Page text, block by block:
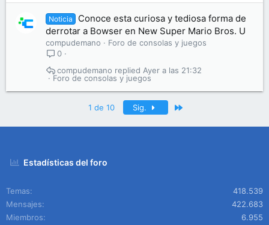
Noticia
Conoce esta curiosa y tediosa forma de
derrotar a Bowser en New Super Mario Bros. U
compudemano
Foro de consolas y juegos
0
Foro de consolas y juegos
Ayer a las 21:32
compudemano
1 de 10 Sig.
Estadísticas del foro
Temas
418.539
Mensajes
422.683
Miembros
6.955